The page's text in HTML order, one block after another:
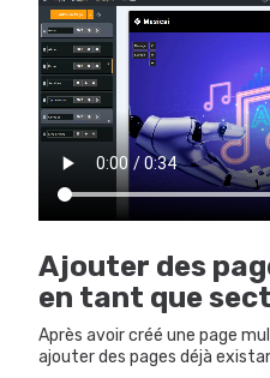
Ajouter des
en tant que
Après avoir créé une page
ajouter des pages déjà